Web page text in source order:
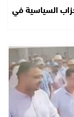
السياسية في